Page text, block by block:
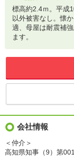
標高約2.4ｍ。平成
以外被害なし。懐
適、母屋は耐震補
ます。
会社情報
＜仲介＞
高知県知事（9）第